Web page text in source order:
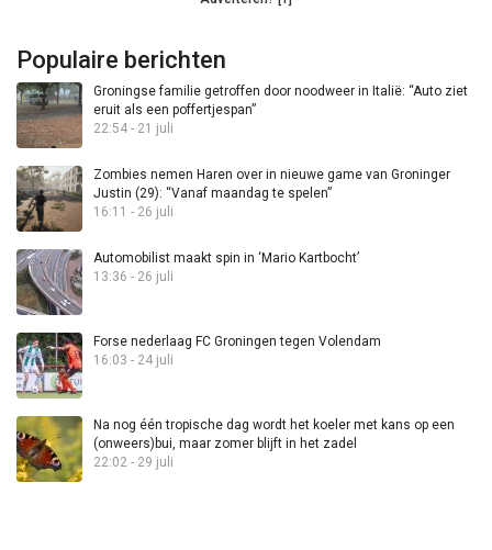
Populaire berichten
Groningse familie getroffen door noodweer in Italië: “Auto ziet
eruit als een poffertjespan”
22:54 - 21 juli
Zombies nemen Haren over in nieuwe game van Groninger
Justin (29): “Vanaf maandag te spelen”
16:11 - 26 juli
Automobilist maakt spin in ‘Mario Kartbocht’
13:36 - 26 juli
Forse nederlaag FC Groningen tegen Volendam
16:03 - 24 juli
Na nog één tropische dag wordt het koeler met kans op een
(onweers)bui, maar zomer blijft in het zadel
22:02 - 29 juli